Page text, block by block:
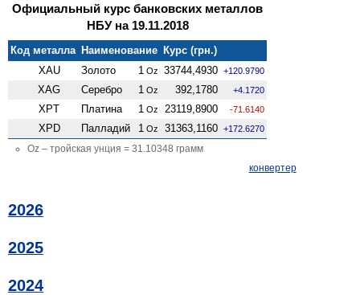
Официальный курс банковских металлов
НБУ на 19.11.2018
Код металла Наименование Курс (грн.)
XAU
Золото 1 Oz 33744,4930 +120.9790
XAG Серебро 1 Oz 392,1780 +4.1720
XPT Платина 1 Oz 23119,8900 -71.6140
XPD Палладий 1 Oz 31363,1160 +172.6270
Oz – тройская унция = 31.10348 грамм
конвертер
2026
2025
2024